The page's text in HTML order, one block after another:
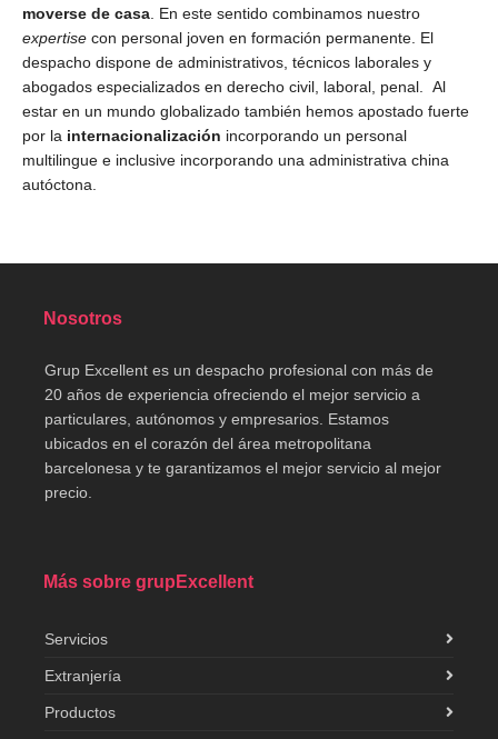
moverse de casa . En este sentido combinamos nuestro
expertise con personal joven en formación permanente. El
despacho dispone de administrativos, técnicos laborales y
abogados especializados en derecho civil, laboral, penal. Al
estar en un mundo globalizado también hemos apostado fuerte
por la internacionalización incorporando un personal
multilingue e inclusive incorporando una administrativa china
autóctona.
Nosotros
Grup Excellent es un despacho profesional con más de
20 años de experiencia ofreciendo el mejor servicio a
particulares, autónomos y empresarios. Estamos
ubicados en el corazón del área metropolitana
barcelonesa y te garantizamos el mejor servicio al mejor
precio.
Más sobre grupExcellent
Servicios
Extranjería
Productos